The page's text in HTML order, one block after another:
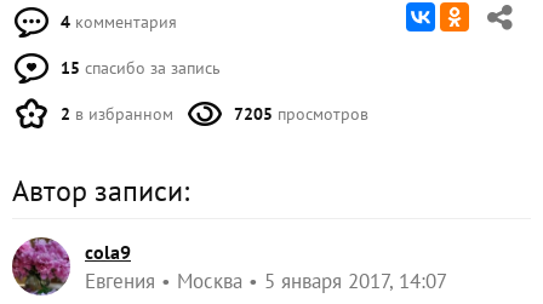
4 комментария
15 спасибо за запись
2 в избранном 7205 просмотров
Автор записи:
cola9
Евгения Москва 5 января 2017, 14:07